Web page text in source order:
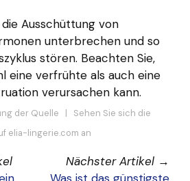
Ausschüttung von
unterbrechen und so
stören. Beachten Sie,
eine verfrühte als auch eine
verursachen kann.
der Quelle | Sehen Sie sich die
elia-lingerie.com an
Nächster Artikel →